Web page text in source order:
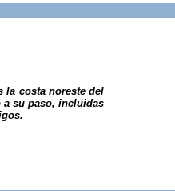
la costa noreste del
a su paso, incluidas